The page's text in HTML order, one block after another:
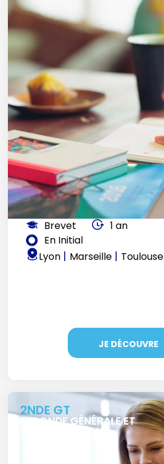
Brevet
1 an
En Initial
Lyon | Marseille | Toulouse
JE DÉCOUVRE
2NDE GT
SECONDE GÉNÉRALE ET
TECHNOLOGIQUE